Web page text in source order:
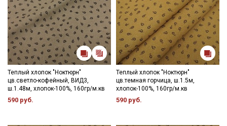
Теплый хлопок "Ноктюрн"
цв.светло-кофейный, ВИД3,
ш.1.48м, хлопок-100%, 160гр/м.кв
590 руб.
Теплый хлопок "Ноктюрн"
цв.темная горчица, ш.1.5м,
хлопок-100%, 160гр/м.кв
590 руб.